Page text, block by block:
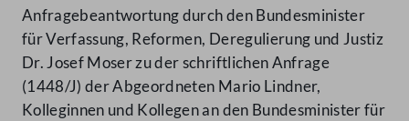
Anfragebeantwortung durch den Bundesminister
für Verfassung, Reformen, Deregulierung und Justiz
Dr. Josef Moser zu der schriftlichen Anfrage
(1448/J) der Abgeordneten Mario Lindner,
Kolleginnen und Kollegen an den Bundesminister für